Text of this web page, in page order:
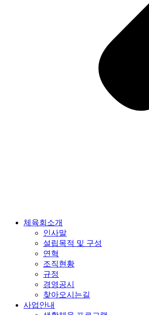
체육회소개
인사말
설립목적 및 구성
연혁
조직현황
규정
경영공시
찾아오시는길
사업안내